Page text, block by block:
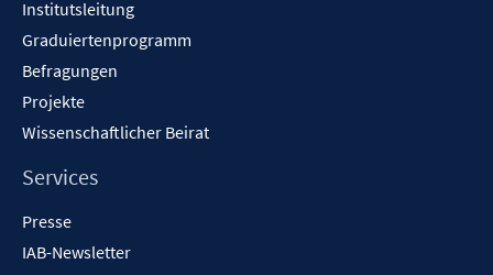
Institutsleitung
Graduiertenprogramm
Befragungen
Projekte
Wissenschaftlicher Beirat
Services
Presse
IAB-Newsletter